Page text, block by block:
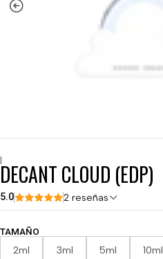
|
DECANT CLOUD (EDP)
5.0 2 reseñas
TAMAÑO
2ml 3ml 5ml 10ml